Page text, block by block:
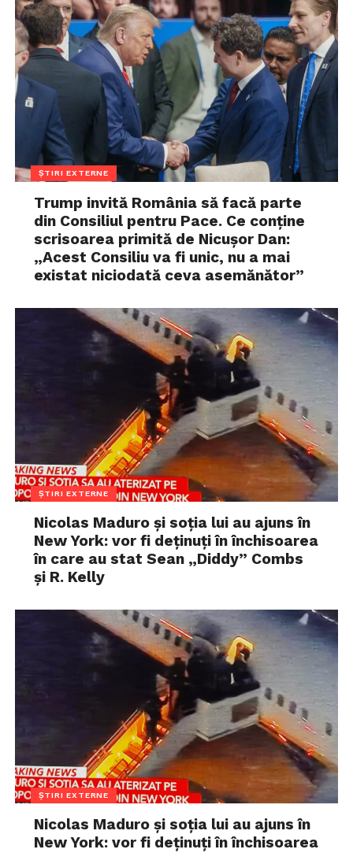
ȘTIRI EXTERNE
Trump invită România să facă parte
din Consiliul pentru Pace. Ce conține
scrisoarea primită de Nicușor Dan:
„Acest Consiliu va fi unic, nu a mai
existat niciodată ceva asemănător”
ȘTIRI EXTERNE
Nicolas Maduro și soția lui au ajuns în
New York: vor fi deținuți în închisoarea
în care au stat Sean „Diddy” Combs
și R. Kelly
ȘTIRI EXTERNE
Nicolas Maduro și soția lui au ajuns în
New York: vor fi deținuți în închisoarea